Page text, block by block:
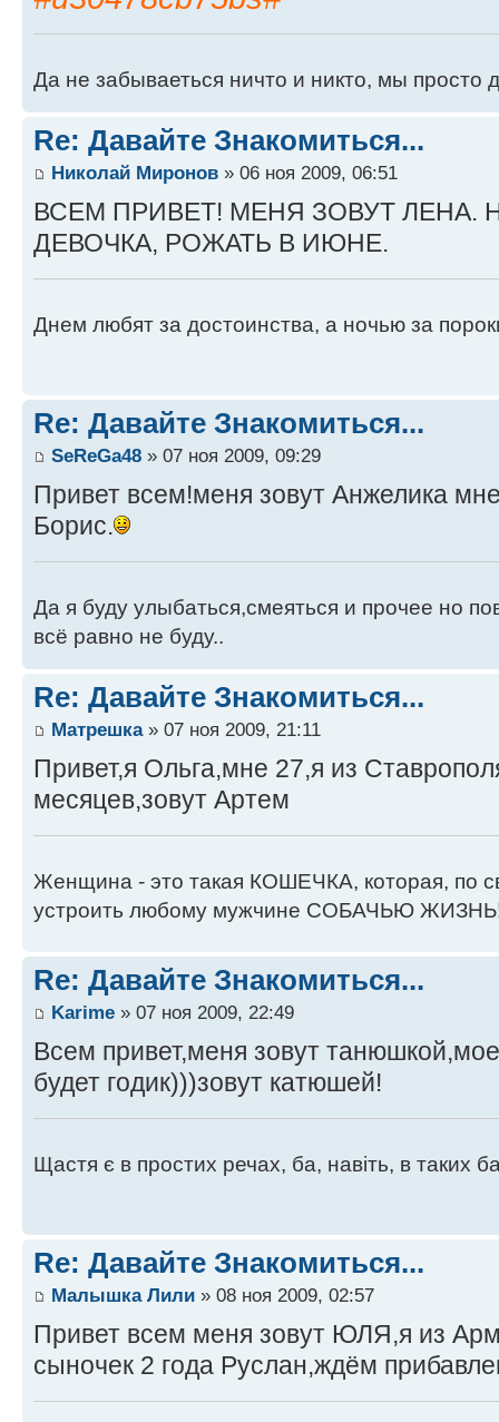
Да не забываеться ничто и никто, мы просто
Re: Давайте Знакомиться...
Николай Миронов » 06 ноя 2009, 06:51
ВСЕМ ПРИВЕТ! МЕНЯ ЗОВУТ ЛЕНА.
ДЕВОЧКА, РОЖАТЬ В ИЮНЕ.
Днем любят за достоинства, а ночью за
Re: Давайте Знакомиться...
SeReGa48 » 07 ноя 2009, 09:29
Привет всем!меня зовут Анжелика
Борис.
Да я буду улыбаться,смеяться и прочее но
всё равно не буду..
Re: Давайте Знакомиться...
Матрешка» 07 ноя 2009, 21:11
Привет,я Ольга,мне 27,я из
месяцев,зовут Артем
Женщина - это такая КОШЕЧКА, которая, по
устроить любому мужчине СОБАЧЬЮ
Re: Давайте Знакомиться...
Karime » 07 ноя 2009, 22:49
Всем привет,меня зовут
будет годик)))зовут катюшей!
Щастя є в простих речах, ба, навіть, в таких
Re: Давайте Знакомиться...
Малышка Лили » 08 ноя 2009, 02:57
Привет всем меня зовут ЮЛЯ,я из
сыночек 2 года Руслан,ждём